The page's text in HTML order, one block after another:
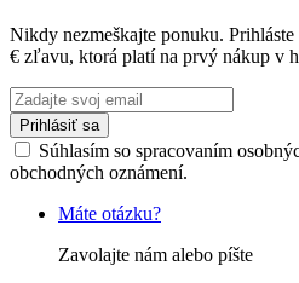
Nikdy nezmeškajte ponuku. Prihláste
€ zľavu, ktorá platí na prvý nákup v
Prihlásiť sa
Súhlasím so spracovaním
obchodných oznámení.
Máte otázku?
Zavolajte nám alebo píšte